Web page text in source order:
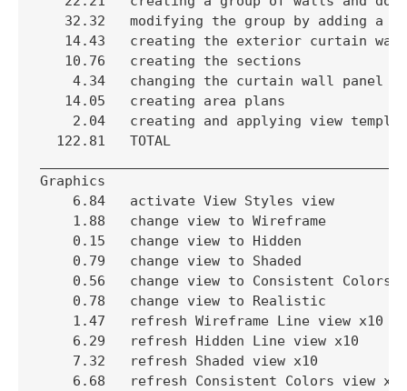
32.32   modifying the group by adding a
   14.43   creating the exterior curtain wall
   10.76   creating the sections
4.34   changing the curtain wall panel
   14.05   creating area plans
2.04   creating and applying view
  122.81   TOTAL
Graphics
    6.84   activate View Styles view
    1.88   change view to Wireframe
    0.15   change view to Hidden
    0.79   change view to Shaded
    0.56   change view to Consistent Colors
    0.78   change view to Realistic
    1.47   refresh Wireframe Line view x10
    6.29   refresh Hidden Line view x10
    7.32   refresh Shaded view x10
    6.68   refresh Consistent Colors view x10